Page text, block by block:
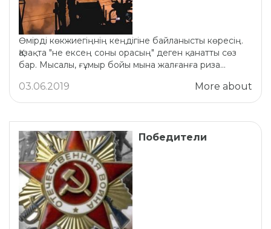
Өмірді көкжиегіңнің кеңдігіне байланысты көресің.
Қазақта "не ексең соны орасың" деген қанатты сөз
бар. Мысалы, ғұмыр бойы мына жалғанға риза...
More about
03.06.2019
Победители